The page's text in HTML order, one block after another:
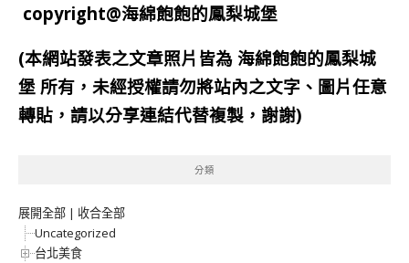
copyright@海綿飽飽的鳳梨城堡
(本網站發表之文章照片皆為 海綿飽飽的鳳梨城
堡 所有，未經授權請勿將站內之文字、圖片任意
轉貼，請以分享連結代替複製，謝謝)
分類
展開全部 | 收合全部
Uncategorized
台北美食